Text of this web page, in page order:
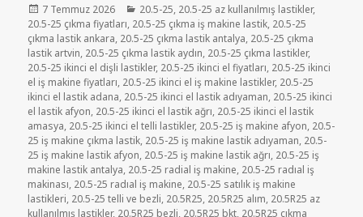
Yayın
tarihi
7 Temmuz 2026 Kategoriler
20.5-25, 20.5-25 az kullanılmış lastikler,
20.5-25 çıkma fiyatları, 20.5-25 çıkma iş makine lastik, 20.5-25
çıkma lastik ankara, 20.5-25 çıkma lastik antalya, 20.5-25 çıkma
lastik artvin, 20.5-25 çıkma lastik aydın, 20.5-25 çıkma lastikler,
20.5-25 ikinci el dişli lastikler, 20.5-25 ikinci el fiyatları, 20.5-25 ikinci
el iş makine fiyatları, 20.5-25 ikinci el iş makine lastikler, 20.5-25
ikinci el lastik adana, 20.5-25 ikinci el lastik adıyaman, 20.5-25 ikinci
el lastik afyon, 20.5-25 ikinci el lastik ağrı, 20.5-25 ikinci el lastik
amasya, 20.5-25 ikinci el telli lastikler, 20.5-25 iş makine afyon, 20.5-
25 iş makine çıkma lastik, 20.5-25 iş makine lastik adıyaman, 20.5-
25 iş makine lastik afyon, 20.5-25 iş makine lastik ağrı, 20.5-25 iş
makine lastik antalya, 20.5-25 radial iş makine, 20.5-25 radıal iş
makinası, 20.5-25 radıal iş makine, 20.5-25 satılık iş makine
lastikleri, 20.5-25 telli ve bezli, 20.5R25, 20.5R25 alım, 20.5R25 az
kullanılmış lastikler, 20.5R25 bezli, 20.5R25 bkt, 20.5R25 çıkma